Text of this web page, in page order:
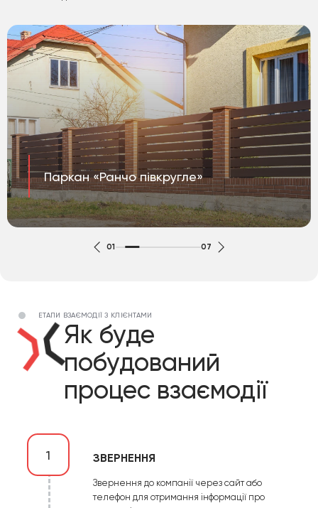
Паркан «Ранчо півкругле»
01 07
ЕТАПИ ВЗАЄМОДІЇ З КЛІЄНТАМИ
Як буде
побудований
процес взаємодії
1 ЗВЕРНЕННЯ
Звернення до компанії через сайт або
телефон для отримання інформації про